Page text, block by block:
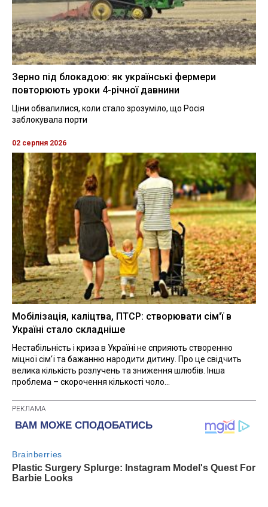
Зерно під блокадою: як українські фермери
повторюють уроки 4-річної давнини
Ціни обвалилися, коли стало зрозуміло, що Росія
заблокувала порти
02 серпня 2026
Мобілізація, каліцтва, ПТСР: створювати сім'ї в
Україні стало складніше
Нестабільність і криза в Україні не сприяють створенню
міцної сім'ї та бажанню народити дитину. Про це свідчить
велика кількість розлучень та зниження шлюбів. Інша
проблема – скорочення кількості чоло...